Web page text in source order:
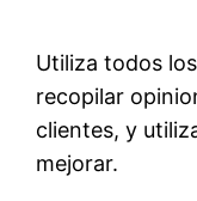
Utiliza todos
recopilar
clientes, y
mejorar.